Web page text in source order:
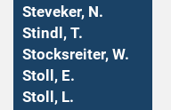
Steveker, N.
Stindl, T.
Stocksreiter, W.
Stoll, E.
Stoll, L.